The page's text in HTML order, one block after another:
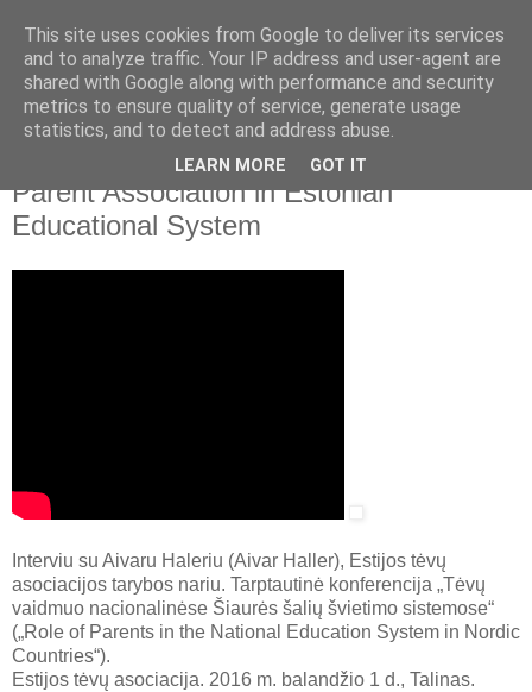
2016 m. gegužės 2 d., pirmadienis
Aivar Haller. The Role of Estonian
Parent Association in Estonian
Educational System
Interviu su Aivaru Haleriu (Aivar Haller), Estijos tėvų
asociacijos tarybos nariu. Tarptautinė konferencija „Tėvų
vaidmuo nacionalinėse Šiaurės šalių švietimo sistemose“
(„Role of Parents in the National Education System in Nordic
Countries“).
Estijos tėvų asociacija. 2016 m. balandžio 1 d., Talinas.
This site uses cookies from Google to deliver its services
and to analyze traffic. Your IP address and user-agent are
shared with Google along with performance and security
metrics to ensure quality of service, generate usage
statistics, and to detect and address abuse.
LEARN MORE GOT IT